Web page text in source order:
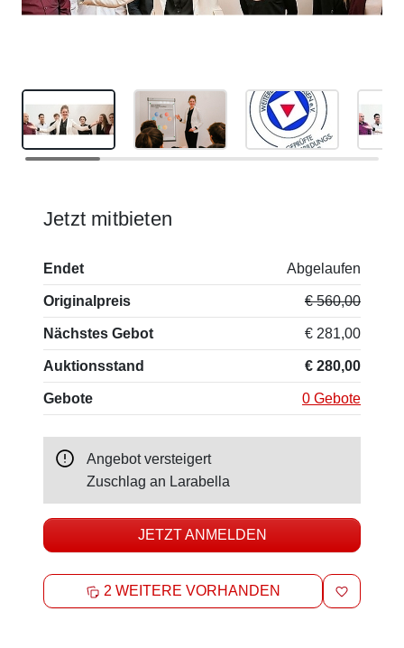
Jetzt mitbieten
Endet Abgelaufen
Originalpreis € 560,00
Nächstes Gebot € 281,00
Auktionsstand € 280,00
Gebote 0 Gebote
Angebot versteigert
Zuschlag an Larabella
JETZT ANMELDEN
2 WEITERE VORHANDEN MERKEN